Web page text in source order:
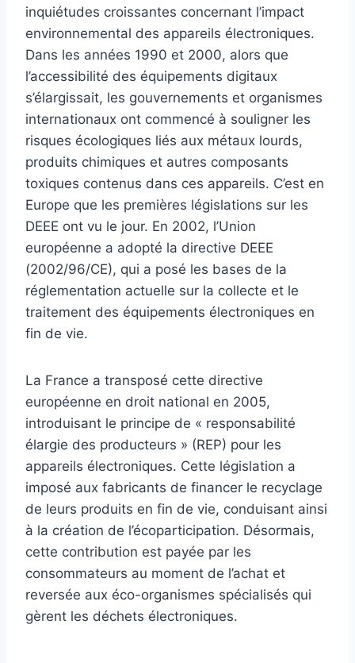
inquiétudes croissantes concernant l’impact
environnemental des appareils électroniques.
Dans les années 1990 et 2000, alors que
l’accessibilité des équipements digitaux
s’élargissait, les gouvernements et organismes
internationaux ont commencé à souligner les
risques écologiques liés aux métaux lourds,
produits chimiques et autres composants
toxiques contenus dans ces appareils. C’est en
Europe que les premières législations sur les
DEEE ont vu le jour. En 2002, l’Union
européenne a adopté la directive DEEE
(2002/96/CE), qui a posé les bases de la
réglementation actuelle sur la collecte et le
traitement des équipements électroniques en
fin de vie.
La France a transposé cette directive
européenne en droit national en 2005,
introduisant le principe de « responsabilité
élargie des producteurs » (REP) pour les
appareils électroniques. Cette législation a
imposé aux fabricants de financer le recyclage
de leurs produits en fin de vie, conduisant ainsi
à la création de l’écoparticipation. Désormais,
cette contribution est payée par les
consommateurs au moment de l’achat et
reversée aux éco-organismes spécialisés qui
gèrent les déchets électroniques.